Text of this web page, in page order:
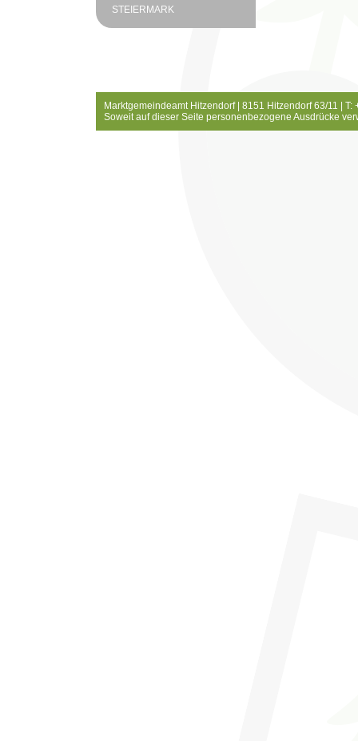
STEIERMARK
Marktgemeindeamt Hitzendorf | 8151 Hitzendorf 63/11 |
Soweit auf dieser Seite personenbezogene Ausdrücke